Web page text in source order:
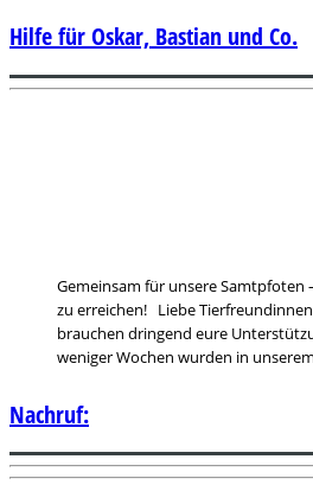
Gemeinsam für unsere Samtpfoten
zu erreichen! Liebe
brauchen dringend eure
weniger Wochen wurden in
Hilfe für Oskar, Bastian und Co.
Nachruf: